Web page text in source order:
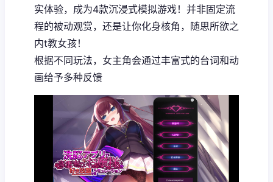
实体验，成为4款沉浸式模拟游戏！并非固定流
程的被动观赏，还是让你化身核角，随思所欲之
内t教女孩！
根据不同玩法，女主角会通过丰富式的台词和动
画给予多种反馈